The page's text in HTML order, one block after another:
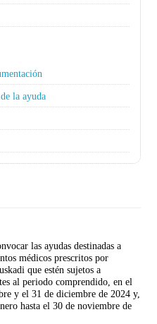
la ayuda
las ayudas destinadas a
médicos prescritos por
que estén sujetos a
al periodo comprendido, en el
y el 31 de diciembre de 2024 y,
hasta el 30 de noviembre de